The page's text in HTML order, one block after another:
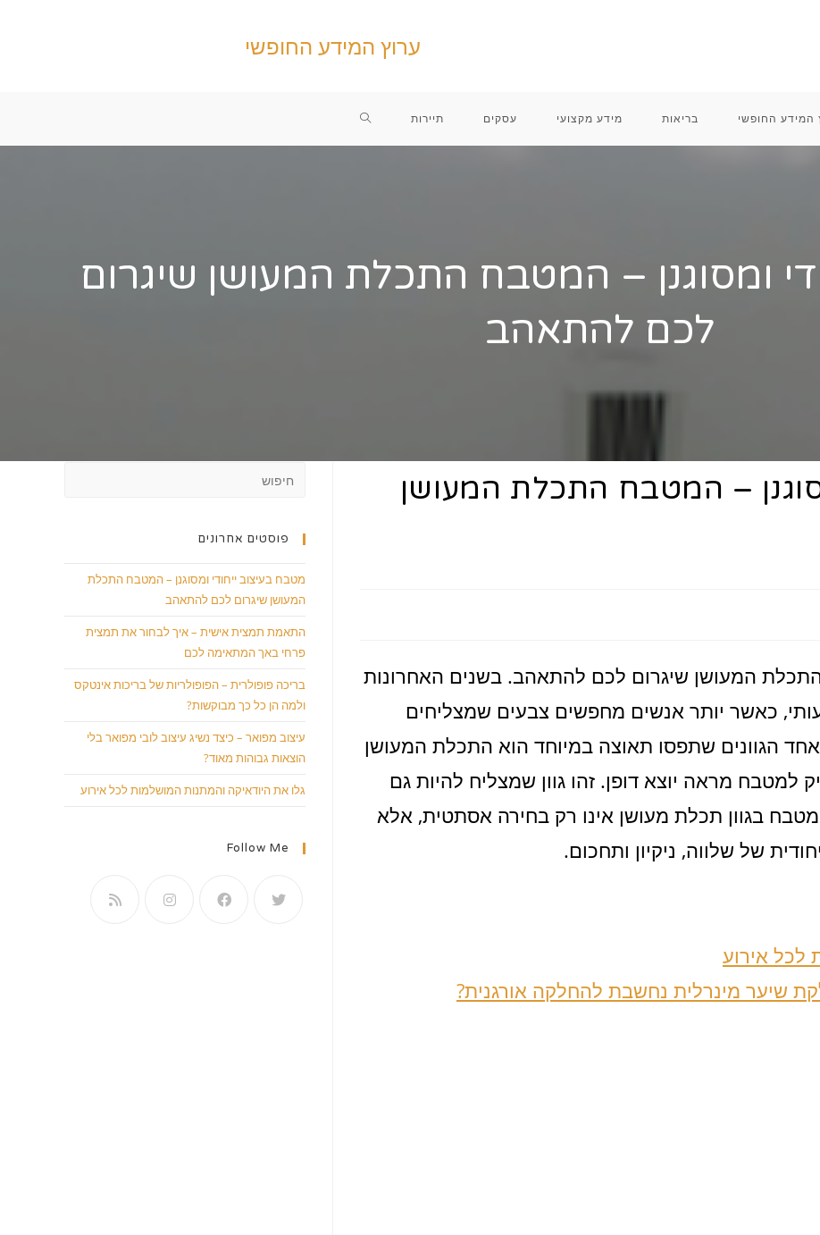
ערוץ המידע החופשי
המידע החופשי בריאות מידע מקצועי עסקים תיירות TOGGLE
ומסוגנן – המטבח התכלת המעושן שיגרום
לכם להתאהב
פוסטים אחרונים
מטבח בעיצוב ייחודי ומסוגנן – המטבח התכלת
המעושן שיגרום לכם להתאהב
התאמת תמצית אישית – איך לבחור את תמצית
פרחי באך המתאימה לכם
בריכה פופולרית – הפופולריות של בריכות אינטקס
ולמה הן כל כך מבוקשות?
עיצוב מפואר – כיצד נשיג עיצוב לובי מפואר בלי
הוצאות גבוהות מאוד?
גלו את היודאיקה והמתנות המושלמות לכל אירוע
Follow Me
– המטבח התכלת המעושן
התכלת המעושן שיגרום לכם להתאהב. בשנים האחרונות
כאשר יותר אנשים מחפשים צבעים שמצליחים
אחד הגוונים שתפסו תאוצה במיוחד הוא התכלת המעושן
למטבח מראה יוצא דופן. זהו גוון שמצליח להיות גם
מטבח בגוון תכלת מעושן אינו רק בחירה אסתטית, אלא
של שלווה, ניקיון ותחכום.
לכל אירוע
שיער מינרלית נחשבת להחלקה אורגנית?